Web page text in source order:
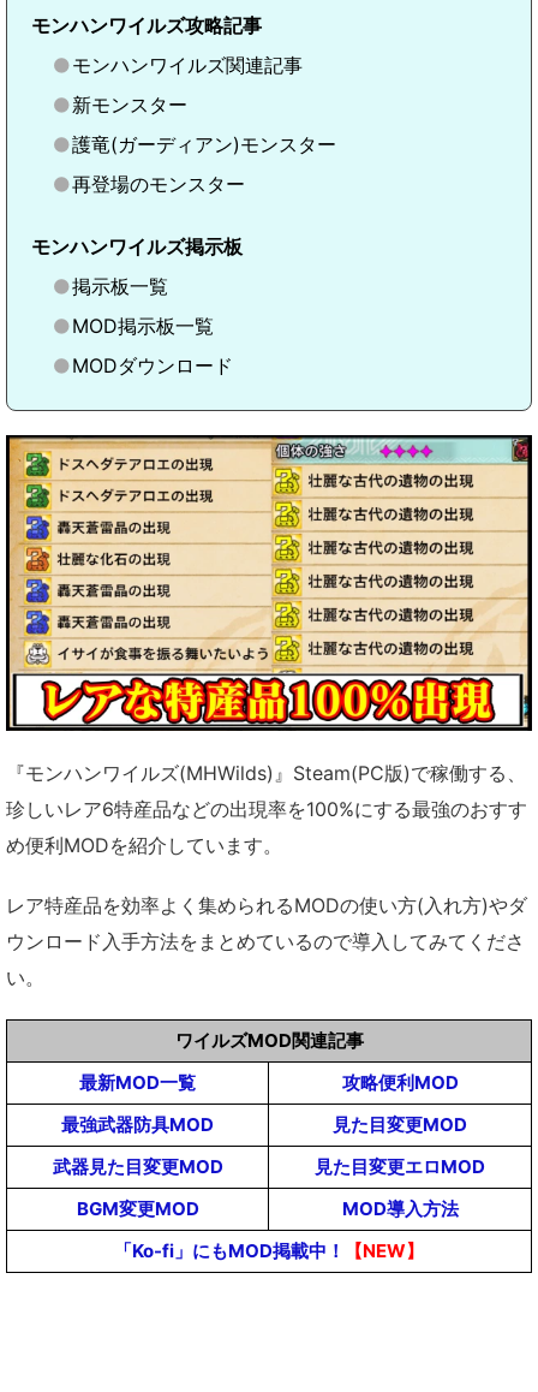
モンハンワイルズ攻略記事
モンハンワイルズ関連記事
新モンスター
護竜(ガーディアン)モンスター
再登場のモンスター
モンハンワイルズ掲示板
掲示板一覧
MOD掲示板一覧
MODダウンロード
『モンハンワイルズ(MHWilds)』Steam(PC版)で稼働する、
珍しいレア6特産品などの出現率を100%にする最強のおすす
め便利MODを紹介しています。
レア特産品を効率よく集められるMODの使い方(入れ方)やダ
ウンロード入手方法をまとめているので導入してみてくださ
い。
ワイルズMOD関連記事
最新MOD一覧
攻略便利MOD
最強武器防具MOD
見た目変更MOD
武器見た目変更MOD
見た目変更エロMOD
BGM変更MOD
MOD導入方法
「Ko-fi」にもMOD掲載中！
【NEW】